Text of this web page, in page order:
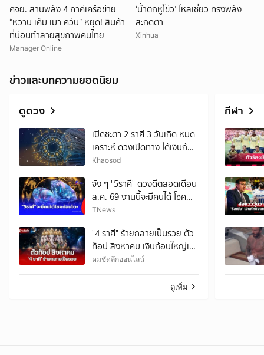
ศจย. สานพลัง 4 ภาคีเครือข่าย
“หวาน เค็ม เมา ควัน” หยุด! สินค้า
ที่บ่อนทำลายสุขภาพคนไทย
Manager Online
‘น้ำตกหูโข่ว’ ไหลเชี่ยว ทรงพลัง
สะกดตา
Xinhua
ข่าวและบทความยอดนิยม
ดูดวง
เปิดชะตา 2 ราศี 3 วันเกิด หมด
เคราะห์ ดวงเปิดทาง ได้เงินก้อน
มีข่าวดี
Khaosod
จัง ๆ "5ราศี" ดวงดีตลอดเดือน
ส.ค. 69 งานนี้จะมีคนได้ โชค
ก้อนโต
TNews
"4 ราศี" ร้ายกลายเป็นรวย ตัว
ท็อป สิงหาคม เงินก้อนใหญ่เข้า
มา
คมชัดลึกออนไลน์
ดูเพิ่ม
กีฬา